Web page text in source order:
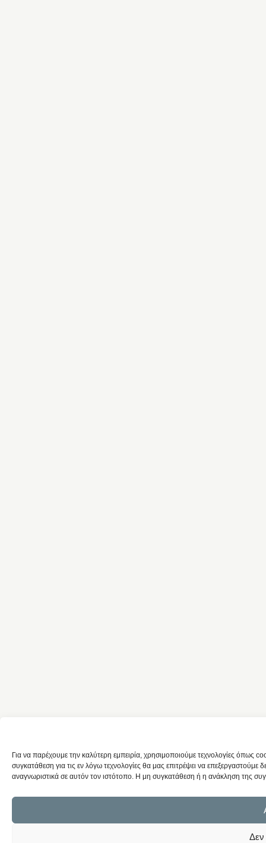
Για να παρέχουμε την καλύτερη εμπειρία, χρησιμοποιούμε τεχνολογίες
συγκατάθεση για τις εν λόγω τεχνολογίες θα μας επιτρέψει να
αναγνωριστικά σε αυτόν τον ιστότοπο. Η μη συγκατάθεση ή η ανάκληση της
Δεν